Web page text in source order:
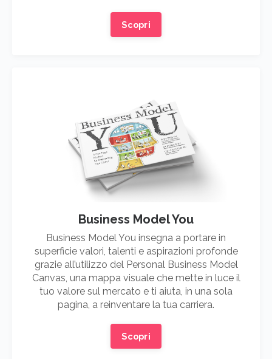
Scopri
Business Model You
Business Model You insegna a portare in
superficie valori, talenti e aspirazioni profonde
grazie all’utilizzo del Personal Business Model
Canvas, una mappa visuale che mette in luce il
tuo valore sul mercato e ti aiuta, in una sola
pagina, a reinventare la tua carriera.
Scopri